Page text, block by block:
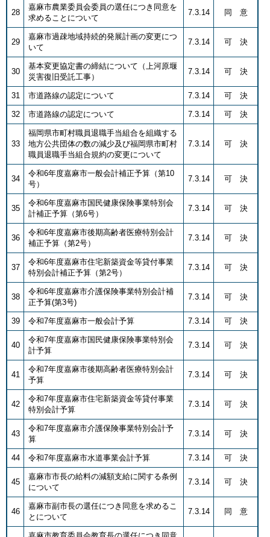
28
嘉麻市農業委員会委員の選任につき同意を
求めることについて
7.3.14 同 意
29
嘉麻市過疎地域持続的発展計画の変更につ
いて
7.3.14 可 決
30
基本変更協定書の締結について（上河原堰
災害復旧受託工事）
7.3.14 可 決
31 市道路線の認定について 7.3.14 可 決
32 ​市道路線の認定について 7.3.14 可 決
33
福岡県市町村職員退職手当組合を組織する
地方公共団体の数の減少及び福岡県市町村
職員退職手当組合規約の変更について
7.3.14 可 決
34
令和6年度嘉麻市一般会計補正予算（第10
号）
7.3.14 可 決
35
令和6年度嘉麻市国民健康保険事業特別会
計補正予算（第6号）
7.3.14 可 決
36
令和6年度嘉麻市後期高齢者医療特別会計
補正予算（第2号）
7.3.14 可 決
37
令和6年度嘉麻市住宅新築資金等貸付事業
特別会計補正予算（第2号）
7.3.14 可 決
38
令和6年度嘉麻市介護保険事業特別会計補
正予算(第3号)
7.3.14 可 決
39 令和7年度嘉麻市一般会計予算 7.3.14 可 決
40
令和7年度嘉麻市国民健康保険事業特別会
計予算
7.3.14 可 決
41
令和7年度嘉麻市後期高齢者医療特別会計
予算
7.3.14 可 決
42
令和7年度嘉麻市住宅新築資金等貸付事業
特別会計予算
7.3.14 可 決
43
令和7年度嘉麻市介護保険事業特別会計予
算
7.3.14 可 決
44 令和7年度嘉麻市水道事業会計予算 7.3.14 可 決
45
嘉麻市市長の給料の減額支給に関する条例
について
7.3.14 可 決
46
嘉麻市副市長の選任につき同意を求めるこ
とについて
7.3.14 同 意